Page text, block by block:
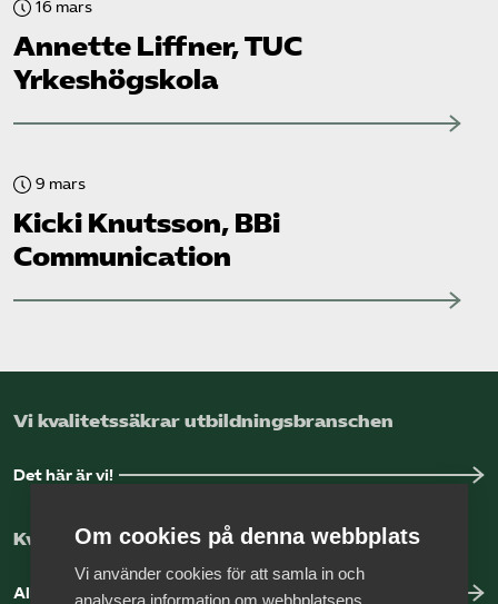
16 mars
Annette Liffner, TUC
Yrkeshögskola
9 mars
Kicki Knutsson, BBi
Communication
Vi kvalitetssäkrar utbildningsbranschen
Det här är vi!
Kvalitetssäkring med vår auktorisation
Allt om auktorisation
Om cookies på denna webbplats
Vi använder cookies för att samla in och
analysera information om webbplatsens